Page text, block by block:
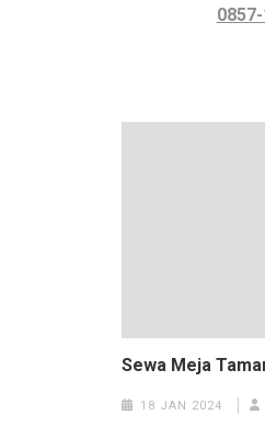
Sewa Meja
18 JAN 2024